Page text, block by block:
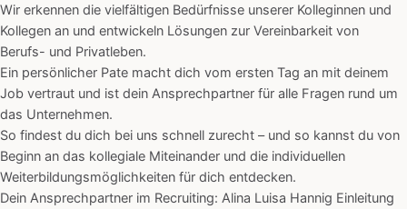
Wir erkennen die vielfältigen Bedürfnisse unserer Kolleginnen und
Kollegen an und entwickeln Lösungen zur Vereinbarkeit von
Berufs- und Privatleben.
Ein persönlicher Pate macht dich vom ersten Tag an mit deinem
Job vertraut und ist dein Ansprechpartner für alle Fragen rund um
das Unternehmen.
So findest du dich bei uns schnell zurecht – und so kannst du von
Beginn an das kollegiale Miteinander und die individuellen
Weiterbildungsmöglichkeiten für dich entdecken.
Dein Ansprechpartner im Recruiting: Alina Luisa Hannig Einleitung